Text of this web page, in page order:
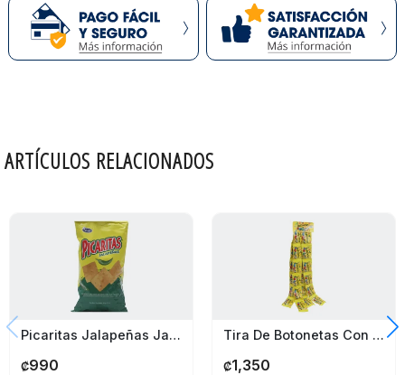
ARTÍCULOS RELACIONADOS
Picaritas Jalapeñas Jack´s 150 Gr
₡990
Tira De Botonetas Con Maní Best 24 Paquetes
₡1,350